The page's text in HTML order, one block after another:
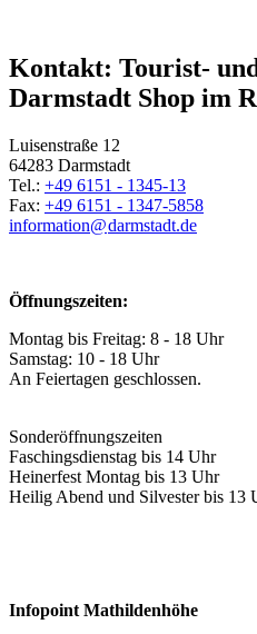
Kontakt: Tourist-
Darmstadt Shop im
Luisenstraße 12
64283 Darmstadt
Tel.: +49 6151 - 1345-13
Fax: +49 6151 - 1347-5858
information@darmstadt.de
Öffnungszeiten:
Montag bis Freitag: 8 - 18 Uhr
Samstag: 10 - 18 Uhr
An Feiertagen geschlossen.
Sonderöffnungszeiten
Faschingsdienstag bis 14 Uhr
Heinerfest Montag bis 13 Uhr
Heilig Abend und Silvester bis 13
Infopoint Mathildenhöhe